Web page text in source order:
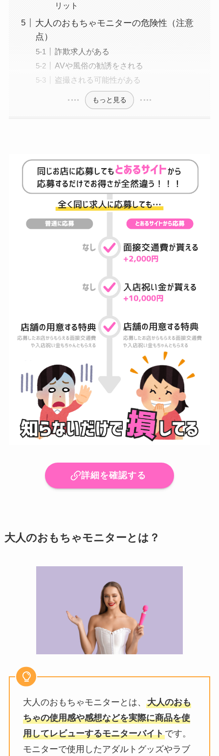
リット
大人のおもちゃモニターの危険性（注意
点）
詐欺求人がある
AVや風俗の勧誘をされる
盗撮される可能性がある
もっと見る
詳細を確認する
大人のおもちゃモニターとは？
大人のおもちゃモニターとは、 大人のおも
ちゃの使用感や感想などを実際に商品を使
用してレビューするモニターバイトです。
モニターで使用したアダルトグッズやラブ